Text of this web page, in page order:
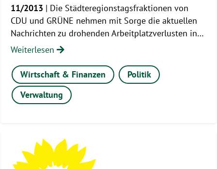
11/2013 | Die Städteregionstagsfraktionen von
CDU und GRÜNE nehmen mit Sorge die aktuellen
Nachrichten zu drohenden Arbeitplatzverlusten in…
Weiterlesen
Wirtschaft & Finanzen
Politik
Verwaltung